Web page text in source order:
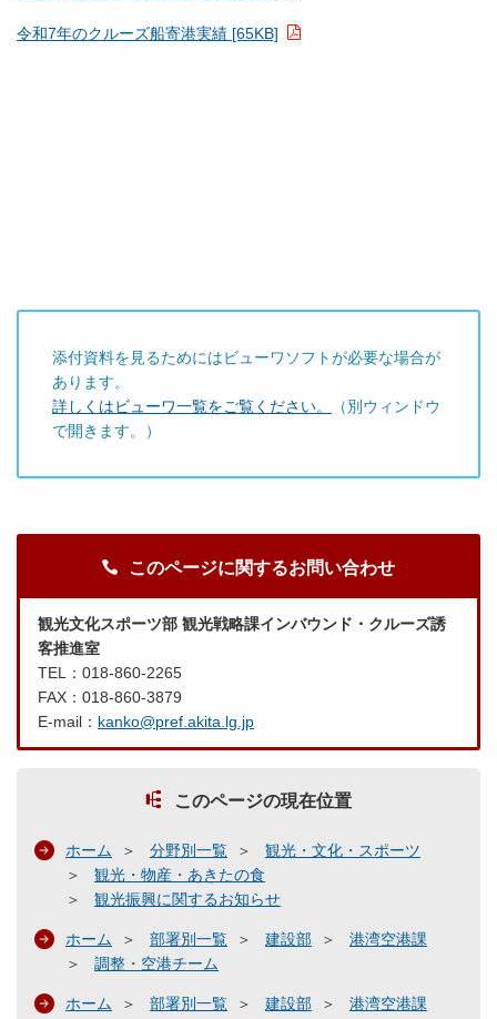
令和7年のクルーズ船寄港実績 [65KB]
添付資料を見るためにはビューワソフトが必要な場合が
あります。
詳しくはビューワ一覧をご覧ください。
（別ウィンドウ
で開きます。）
このページに関するお問い合わせ
観光文化スポーツ部 観光戦略課インバウンド・クルーズ誘
客推進室
TEL：018-860-2265
FAX：018-860-3879
E-mail： kanko@pref.akita.lg.jp
このページの現在位置
ホーム 分野別一覧
観光・文化・スポーツ
観光・物産・あきたの食
観光振興に関するお知らせ
ホーム 部署別一覧 建設部
港湾空港課
調整・空港チーム
ホーム 部署別一覧 建設部 港湾空港課